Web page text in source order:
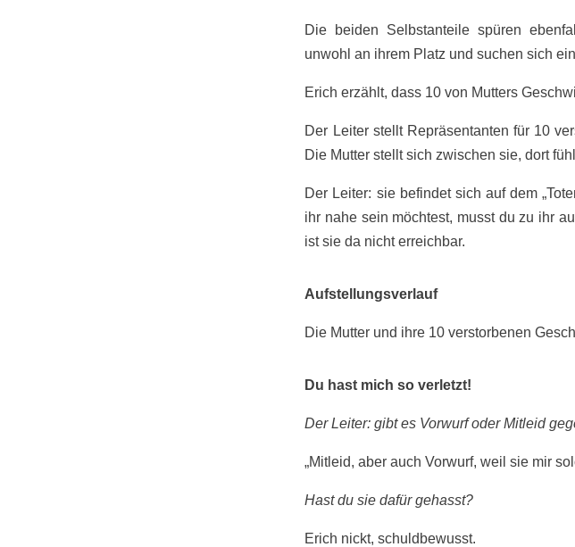
Die beiden Selbstanteile spüren
unwohl an ihrem Platz und suchen sich
Erich erzählt, dass 10 von Mutters
Der Leiter stellt Repräsentanten für 10
Die Mutter stellt sich zwischen sie, dort
Der Leiter: sie befindet sich auf dem
ihr nahe sein möchtest, musst du zu ihr
ist sie da nicht erreichbar.
Aufstellungsverlauf
Die Mutter und ihre 10 verstorbenen
Du hast mich so verletzt!
Der Leiter: gibt es Vorwurf oder Mitleid
„Mitleid, aber auch Vorwurf, weil sie mir
Hast du sie dafür gehasst?
Erich nickt, schuldbewusst.